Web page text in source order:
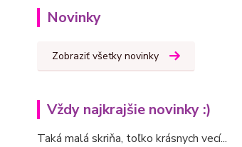
Novinky
Zobraziť všetky novinky
Vždy najkrajšie novinky :)
Taká malá skriňa, toľko krásnych vecí...